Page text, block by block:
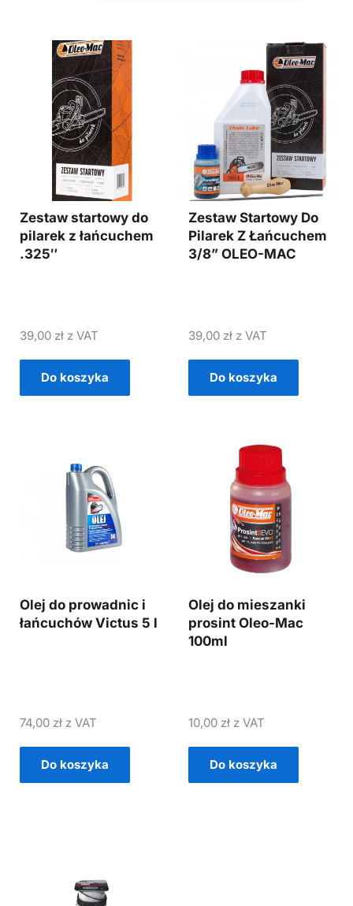
Zestaw startowy do
pilarek z łańcuchem
.325″
39,00 zł z VAT
Do koszyka
Zestaw Startowy Do
Pilarek Z Łańcuchem
3/8” OLEO-MAC
39,00 zł z VAT
Do koszyka
Olej do prowadnic i
łańcuchów Victus 5 l
74,00 zł z VAT
Do koszyka
Olej do mieszanki
prosint Oleo-Mac
100ml
10,00 zł z VAT
Do koszyka